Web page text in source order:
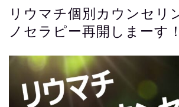
リウマチ個別カウンセリ
ノセラピー再開しまーす